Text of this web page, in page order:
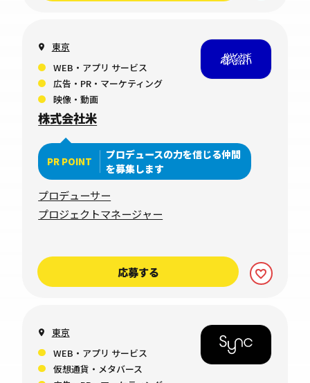
東京
WEB・アプリ サービス
広告・PR・マーケティング
映像・動画
株式会社米
PR POINT
プロデュースの力を信じる仲間
を募集します
プロデューサー
プロジェクトマネージャー
応募する
東京
WEB・アプリ サービス
仮想通貨・メタバース